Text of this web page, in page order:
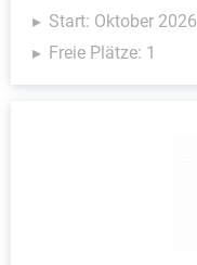
Start: Oktober 2026
Freie Plätze: 1